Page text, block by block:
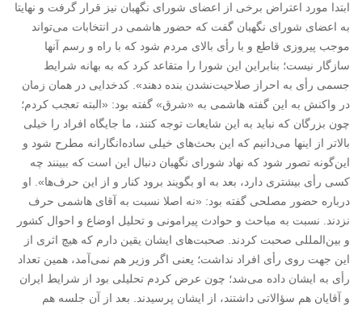
ابتدا مورد اعتراض برخی از اعضای شورای نگهبان نیز قرار گرفت و نهایتا
به اعضای شورای نگهبان گفت که حضور هاشمی در انتخابات می‌تواند
موجب پیروزی قاطع و با رأی بالای مردم شود که با راه و رسم آنها
سازگار نیست؛ بنابراین این شورا را متقاعد کرد که به بهانه شرایط
جسمی رأی به احراز صلاحیت‌نشدن بنده دهند». کدخدایی در همان زمان
در واکنش به این گفته هاشمی به «شرق» گفته بود: «البته تعجب کردم؛
چون بزرگان که نباید به این شایعات توجه کنند، ما جایگاه افراد را خیلی
بالاتر از اینها می‌دانیم که این بحث‌های خیلی ساده‌انگارانه مطرح شود و
این‌گونه تصور شود که نهاد شورای نگهبان دنبال این است که ببینند چه
کسی رأی بیشتری دارد، بعد به او بگویند برود کنار و از این حرف‌ها». او
درباره حضور مصلحی گفته بود: «نه اصلا نسبت به آقای هاشمی حرف
نزدند. نسبت به مباحث و حوادث پیرامونی و تحلیل اوضاع و احوال کشور
و بین‌المللی صحبت کردند. صحبت‌های ایشان یقین دارم که هیچ اثری از
این جهت روی رأی افراد نداشت؛ یعنی اگر وزیر هم نمی‌آمد، همین تعداد
رأی به ایشان داده می‌شد؛ چون عرض کردم تحلیلی بود از شرایط ایران
و آقایان هم سؤالاتی داشتند، از ایشان پرسیدند. بعد از آن جلسه هم